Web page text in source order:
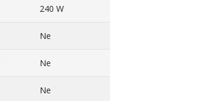
240 W
Ne
Ne
Ne